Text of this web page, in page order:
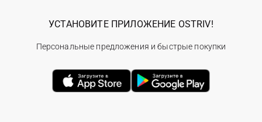
УСТАНОВИТЕ ПРИЛОЖЕНИЕ OSTRIV!
Персональные предложения и быстрые покупки